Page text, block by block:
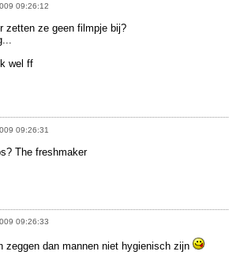
09:26:12
zetten ze geen filmpje bij?
wel ff
09:26:31
The freshmaker
09:26:33
zeggen dan mannen niet hygienisch zijn